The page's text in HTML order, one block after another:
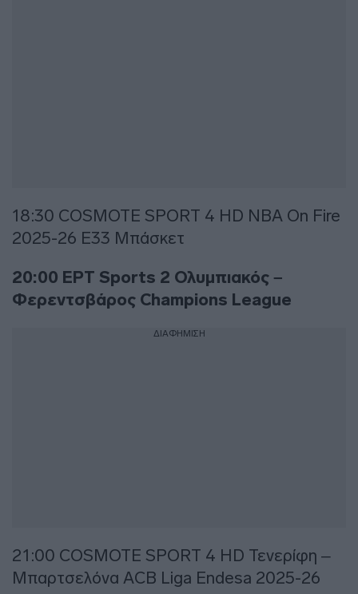
18:30 COSMOTE SPORT 4 HD NBA On Fire
2025-26 Ε33 Μπάσκετ
20:00 ΕΡΤ Sports 2 Ολυμπιακός –
Φερεντσβάρος Champions League
ΔΙΑΦΗΜΙΣΗ
21:00 COSMOTE SPORT 4 HD Τενερίφη –
Μπαρτσελόνα ACB Liga Endesa 2025-26